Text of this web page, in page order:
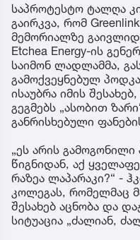
საპროტესტო ტალღა
გაირკვა, რომ
მემორიალზე
Etchea Energy-ის
საიმონ ლადლამმა,
გამოქვეყნებულ
ისაუბრა იმის
გეგმებს „ასობით
განრისხებული
„ეს არის
წიგნიდან, აქ
რაზეა ლაპარაკი?“ -
კოლეგას, რომელმაც
შესახებ აცნობა და
სიტუაცია „ძალიან,